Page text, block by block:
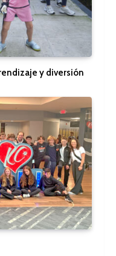
y diversión